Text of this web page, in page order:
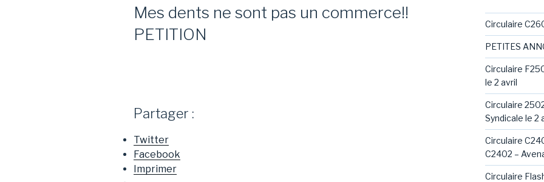
LE
Mes dents ne sont pas un commerce!!
PETITION
Partager :
Twitter
Facebook
Imprimer
Circulaire
PETITES
Circulaire
le 2 avril
Circulaire
Syndicale le 2
Circulaire
C2402 –
Circulaire